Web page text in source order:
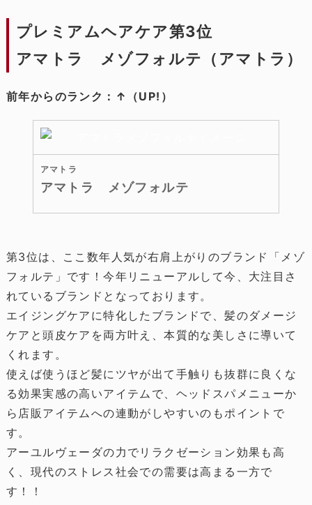
プレミアムヘアケア第3位
アマトラ メゾフォルテ（アマトラ）
前年からのランク：↑（UP!）
アマトラ
アマトラ メゾフォルテ
第3位は、ここ数年人気が右肩上がりのブランド「メゾ
フォルテ」です！今年リニューアルして今、大注目さ
れているブランドとなっております。
エイジングケアに特化したブランドで、髪のダメージ
ケアと頭皮ケアを両方叶え、本質的な美しさに導いて
くれます。
使えば使うほど髪にツヤが出て手触りも抜群に良くな
る効果実感の高いアイテムで、ヘッドスパメニューか
ら店販アイテムへの連動がしやすいのもポイントで
す。
アーユルヴェーダの力でリラクゼーション効果も高
く、現代のストレス社会での需要は高まる一方で
す！！